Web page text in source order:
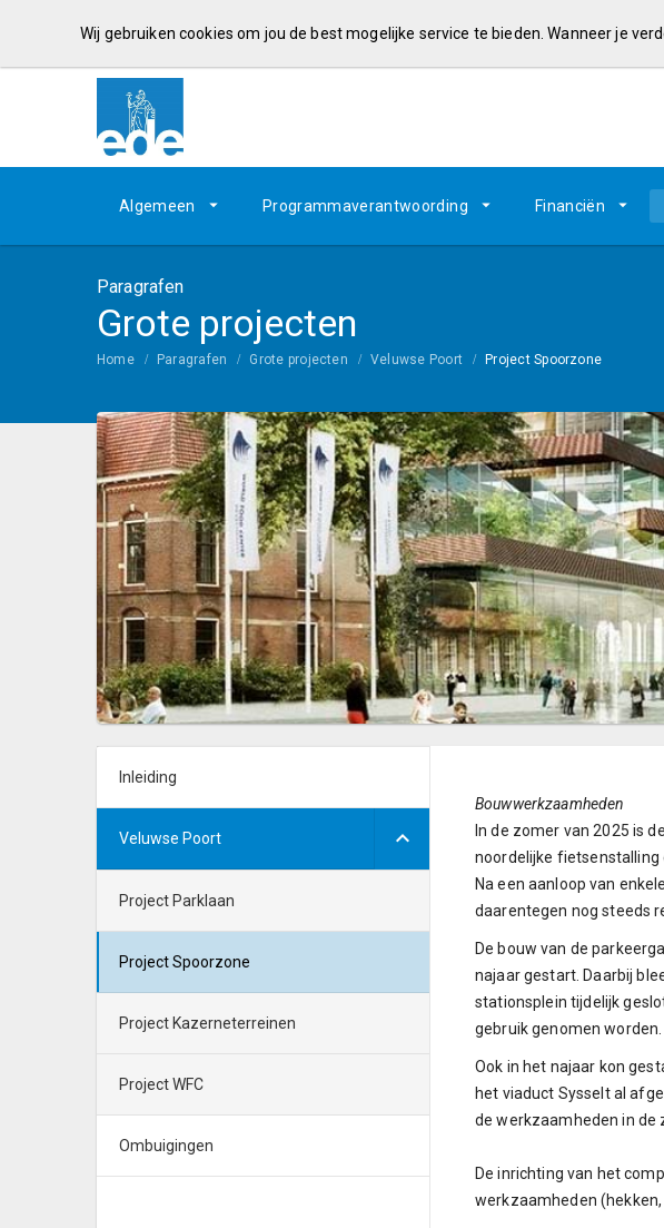
Wij gebruiken cookies om jou de best mogelijke service te bieden. Wanneer je
Algemeen Programmaverantwoording Financiën
Paragrafen
Grote projecten
Home Paragrafen Grote projecten Veluwse Poort Project Spoorzone
Inleiding
Veluwse Poort
Project Parklaan
Project Spoorzone
Project Kazerneterreinen
Project WFC
Ombuigingen
Bouwwerkzaamheden
In de zomer van 2025 is
noordelijke fietsenstalling
Na een aanloop van
daarentegen nog steeds
De bouw van de
najaar gestart. Daarbij
stationsplein tijdelijk
gebruik genomen worden.
Ook in het najaar kon
het viaduct Sysselt al
de werkzaamheden in de
De inrichting van het
werkzaamheden (hekken,